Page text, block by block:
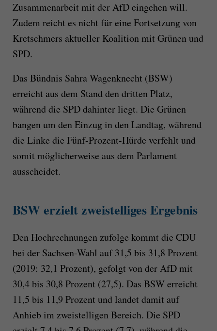
Zusammenarbeit mit der AfD eingehen will.
Zudem reicht es nicht für eine Fortsetzung von
Kretschmers aktueller Koalition mit Grünen und
SPD.
Das Bündnis Sahra Wagenknecht (BSW)
erreicht aus dem Stand den dritten Platz,
während die SPD dahinter liegt. Die Grünen
bangen um den Einzug in den Landtag, während
die Linke die Fünf-Prozent-Hürde verfehlt und
somit möglicherweise aus dem Parlament
ausscheidet.
BSW erzielt zweistelliges Ergebnis
Den Hochrechnungen zufolge kommt die CDU
bei der Sachsen-Wahl auf 31,5 bis 31,8 Prozent
(2019: 32,1 Prozent), gefolgt von der AfD mit
30,4 bis 30,8 Prozent (27,5). Das BSW erreicht
11,5 bis 11,9 Prozent und landet damit auf
Anhieb im zweistelligen Bereich. Die SPD